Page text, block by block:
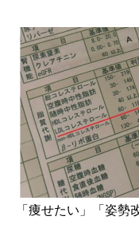
「痩せたい」「姿勢